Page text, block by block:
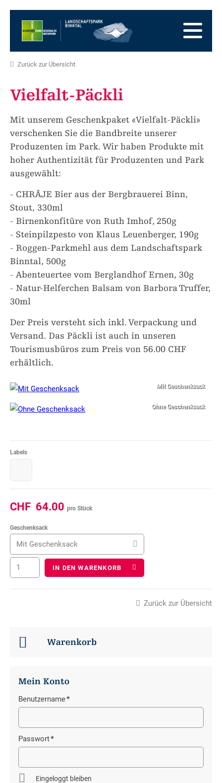
Startseite
Hauptnavigation
Zurück zur Übersicht
Vielfalt-Päckli
Mit unserem Geschenkpaket «Vielfalt-Päckli»
verschenken Sie die Bandbreite unserer
Produzenten im Park. Wir haben Produkte mit
hoher Authentizität für Produzenten und Park
ausgewählt:
- CHRÄJE Bier aus der Bergbrauerei Binn,
Stout, 330ml
- Birnenkonfitüre von Ruth Imhof, 250g
- Steinpilzpesto von Klaus Leuenberger, 190g
- Roggen-Parkmehl aus dem Landschaftspark
Binntal, 500g
- Abenteuertee vom Berglandhof Ernen, 30g
- Natur-Helferchen Balsam von Barbora Truffer,
30ml
Der Preis versteht sich inkl. Verpackung und
Versand. Das Päckli ist auch in unseren
Tourismusbüros zum Preis von 56.00 CHF
erhältlich.
Mit Geschenksack
Ohne Geschenksack
Labels
CHF 64.00 pro Stück
Geschenksack
Mit Geschenksack
IN DEN WARENKORB
Zurück zur Übersicht
Warenkorb
Mein Konto
Benutzername*
Pflichtfeld
Passwort*
Pflichtfeld
Eingeloggt bleiben